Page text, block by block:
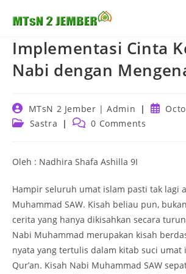
Implementasi Cinta
Nabi dengan
Post
author:
MTsN 2 Jember | Admin
Post
PostSastra
Post 0 Comments
Oleh : Nadhira Shafa Ashilla 9I
Hampir seluruh umat islam pasti tak lagi
Muhammad SAW. Kisah beliau pun,
cerita yang hanya dikisahkan secara
Nabi Muhammad merupakan kisah
nyata yang tertulis dalam kitab suci umat
Qur’an. Kisah Nabi Muhammad SAW